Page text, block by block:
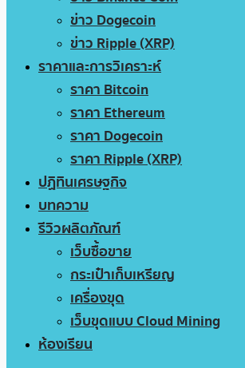
ข่าว Dogecoin
ข่าว Ripple (XRP)
ราคาและการวิเคราะห์
ราคา Bitcoin
ราคา Ethereum
ราคา Dogecoin
ราคา Ripple (XRP)
ปฏิทินเศรษฐกิจ
บทความ
รีวิวผลิตภัณฑ์
เว็บซื้อขาย
กระเป๋าเก็บเหรียญ
เครื่องขุด
เว็บขุดแบบ Cloud Mining
ห้องเรียน